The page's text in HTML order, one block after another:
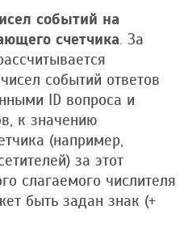
событий на
счетчика . За
событий ответов
ID вопроса и
к значению
(например,
за этот
слагаемого числителя
быть задан знак (+